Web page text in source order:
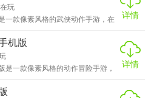
玩
一款像素风格的武侠动作手游，在
详情
机版
是一款像素风格的动作冒险手游，
详情